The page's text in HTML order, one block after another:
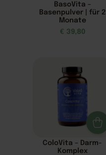
BasoVita –
Basenpulver | für 2
Monate
€ 39,80
ColoVita – Darm-
Komplex